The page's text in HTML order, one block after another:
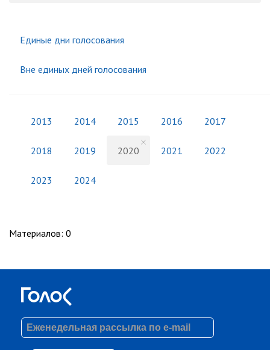
Единые дни голосования
Вне единых дней голосования
2013 2014 2015 2016 2017
2018 2019 2020 2021 2022
2023 2024
Материалов: 0